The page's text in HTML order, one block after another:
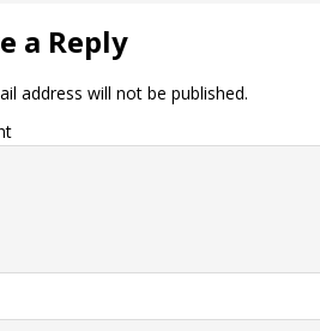
a Reply
address will not be published.